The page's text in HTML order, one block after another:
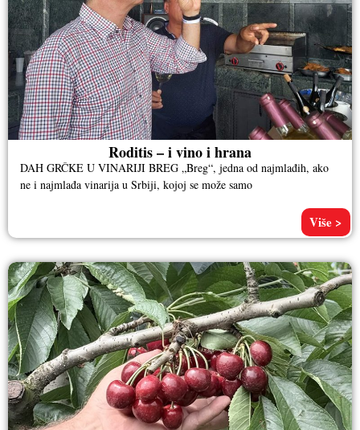
Roditis – i vino i hrana
DAH GRČKE U VINARIJI BREG „Breg“, jedna od najmlađih, ako
ne i najmlađa vinarija u Srbiji, kojoj se može samo
Više >